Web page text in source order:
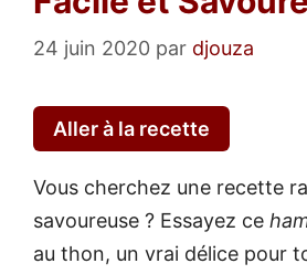
24 juin 2020 par djouza
Aller à la recette
Vous cherchez une recette
savoureuse ? Essayez ce
au thon, un vrai délice pour